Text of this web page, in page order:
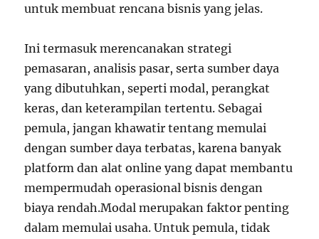
untuk membuat rencana bisnis yang jelas.
Ini termasuk merencanakan strategi
pemasaran, analisis pasar, serta sumber daya
yang dibutuhkan, seperti modal, perangkat
keras, dan keterampilan tertentu. Sebagai
pemula, jangan khawatir tentang memulai
dengan sumber daya terbatas, karena banyak
platform dan alat online yang dapat membantu
mempermudah operasional bisnis dengan
biaya rendah.Modal merupakan faktor penting
dalam memulai usaha. Untuk pemula, tidak